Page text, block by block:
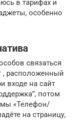
в тарифах и
особенно
связаться
, расположенный
входе на сайт
потом
«Телефон/
на страницу,